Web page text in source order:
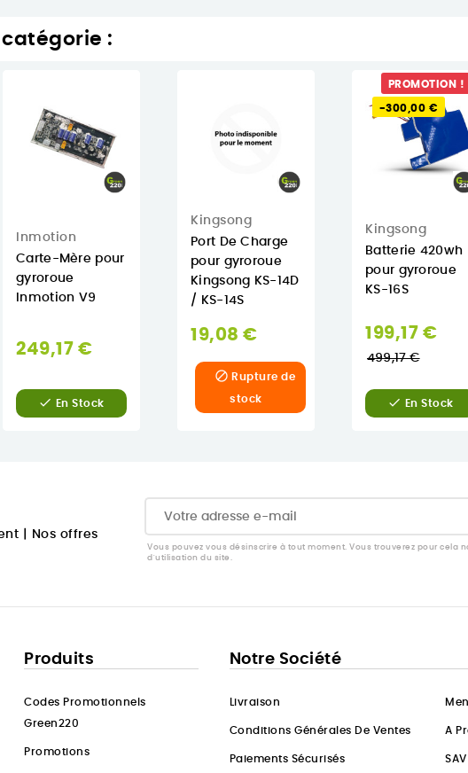
:
Inmotion
Carte-Mère pour
gyroroue
Inmotion V9
249,17 €
 En Stock
Kingsong
Port De Charge
pour gyroroue
Kingsong KS-14D
/ KS-14S
19,08 €
 Rupture de
stock
PROMOTION !
-300,00 €
Kingsong
Batterie 420wh
pour gyroroue
KS-16S
199,17 €Prix
499,17 €
 En Stock
Nos offres
Vous pouvez vous désinscrire à tout moment. Vous trouverez pour cela
d'utilisation du site.
Produits
Codes Promotionnels
Green220
Promotions
Notre Société
Livraison
Conditions Générales De Ventes A
Paiements Sécurisés